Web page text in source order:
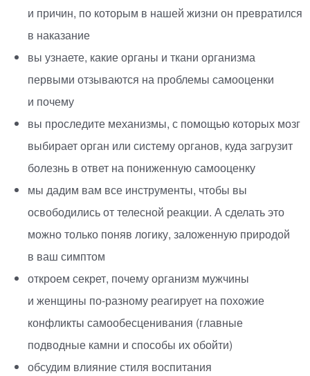
и причин, по которым в нашей жизни он превратился
в наказание
вы узнаете, какие органы и ткани организма
первыми отзываются на проблемы самооценки
и почему
вы проследите механизмы, с помощью которых мозг
выбирает орган или систему органов, куда загрузит
болезнь в ответ на пониженную самооценку
мы дадим вам все инструменты, чтобы вы
освободились от телесной реакции. А сделать это
можно только поняв логику, заложенную природой
в ваш симптом
откроем секрет, почему организм мужчины
и женщины по-разному реагирует на похожие
конфликты самообесценивания (главные
подводные камни и способы их обойти)
обсудим влияние стиля воспитания